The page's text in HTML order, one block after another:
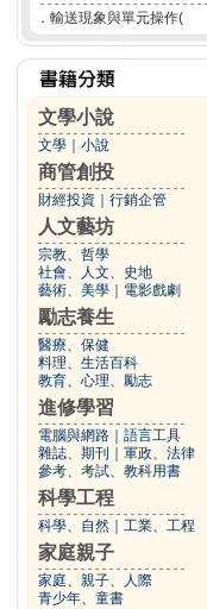
． 輸送現象與單元操作(
文學小說
文學 小說
商管創投
財經投資 行銷企管
人文藝坊
宗教、哲學
社會、人文、史地
藝術、美學
電影戲劇
勵志養生
醫療、保健
料理、生活百科
教育、心理、勵志
進修學習
電腦與網路
語言工具
雜誌、期刊
軍政、法律
參考、考試、教科用書
科學工程
科學、自然 工業、工程
家庭親子
家庭、親子、人際
青少年、童書